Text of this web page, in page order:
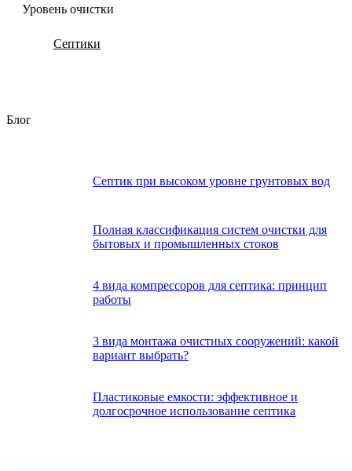
Уровень очистки
Септики
Блог
Септик при высоком уровне грунтовых вод
Полная классификация систем очистки для
бытовых и промышленных стоков
4 вида компрессоров для септика: принцип
работы
3 вида монтажа очистных сооружений: какой
вариант выбрать?
Пластиковые емкости: эффективное и
долгосрочное использование септика